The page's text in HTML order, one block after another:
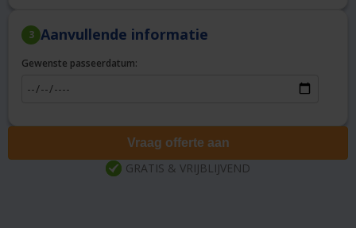
3 Aanvullende informatie
Gewenste passeerdatum:
Vraag offerte aan
GRATIS & VRIJBLIJVEND